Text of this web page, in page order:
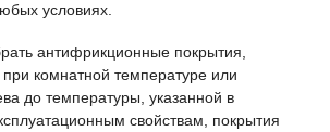
условиях.
антифрикционные покрытия,
комнатной температуре или
до температуры, указанной в
свойствам, покрытия